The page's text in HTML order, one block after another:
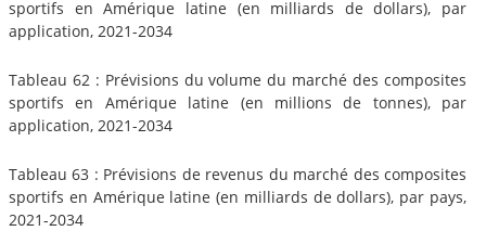
sportifs en Amérique latine (en milliards de dollars), par
application, 2021-2034
Tableau 62 : Prévisions du volume du marché des composites
sportifs en Amérique latine (en millions de tonnes), par
application, 2021-2034
Tableau 63 : Prévisions de revenus du marché des composites
sportifs en Amérique latine (en milliards de dollars), par pays,
2021-2034